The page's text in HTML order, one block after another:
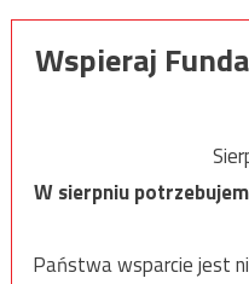
Wspieraj
W sierpniu
Państwa wsparcie jest